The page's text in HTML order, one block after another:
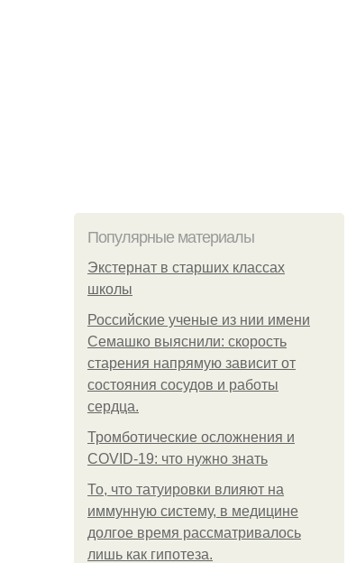
Популярные материалы
Экстернат в старших классах
школы
Российские ученые из нии имени
Семашко выяснили: скорость
старения напрямую зависит от
состояния сосудов и работы
сердца.
Тромботические осложнения и
COVID-19: что нужно знать
То, что татуировки влияют на
иммунную систему, в медицине
долгое время рассматривалось
лишь как гипотеза.